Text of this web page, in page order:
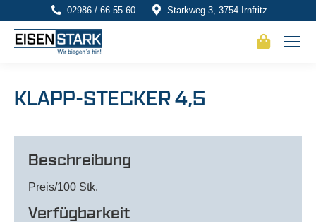
02986 / 66 55 60 Starkweg 3, 3754 Irnfritz
KLAPP-STECKER 4,5
Beschreibung
Preis/100 Stk.
Verfügbarkeit